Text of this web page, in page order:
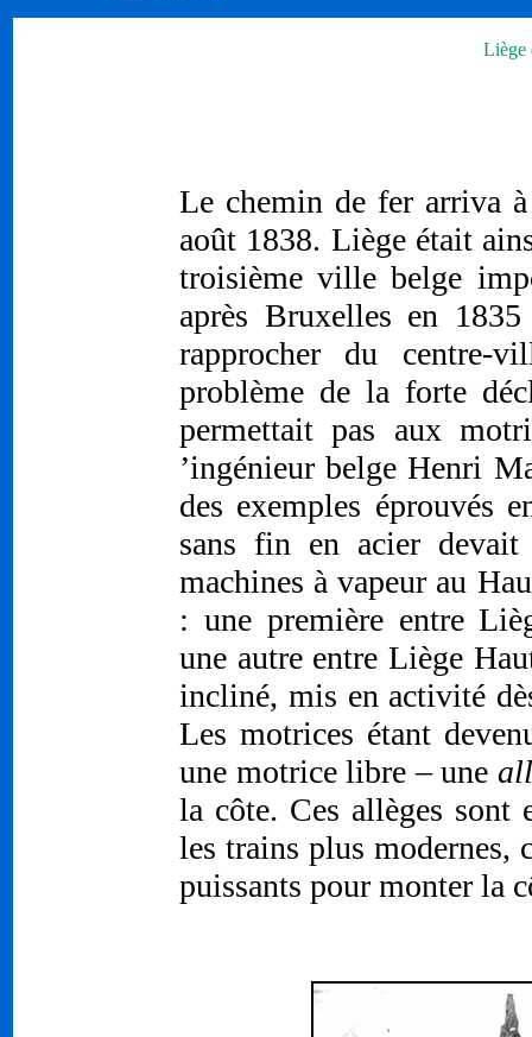
Liège
Le chemin de fer arriva
août 1838. Liège était
troisième ville belge
après Bruxelles en
rapprocher du centre-
problème de la forte
permettait pas aux
’ingénieur belge Henri
des exemples éprouvés
sans fin en acier
machines à vapeur au
: une première entre
une autre entre Liège
incliné, mis en activité
Les motrices étant
une motrice libre – une
la côte. Ces allèges sont
les trains plus modernes,
puissants pour monter la